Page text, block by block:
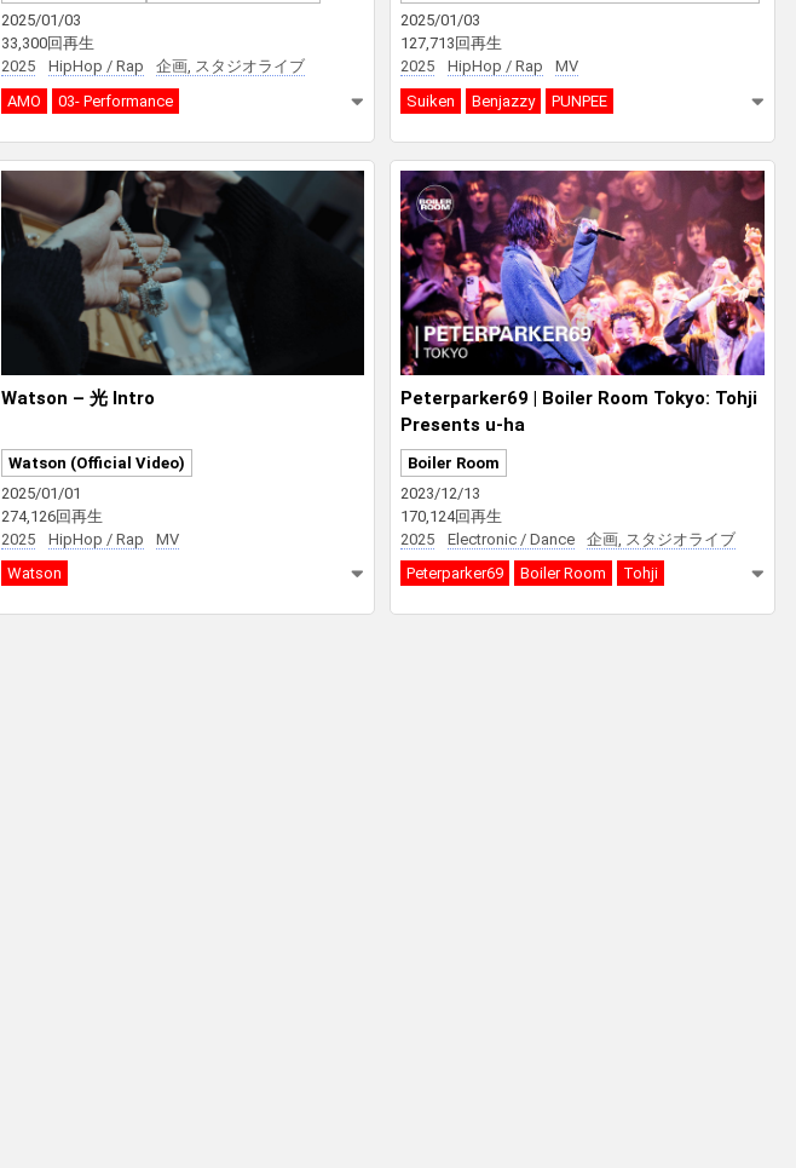
2025/01/03
33,300回再生
2025
HipHop / Rap
企画, スタジオライブ
AMO
03- Performance
2025/01/03
127,713回再生
2025
HipHop / Rap
MV
Suiken
Benjazzy PUNPEE
Watson – 光 Intro
Watson (Official Video)
2025/01/01
274,126回再生
2025
HipHop / Rap
MV
Watson
Peterparker69 | Boiler Room Tokyo: Tohji
Presents u-ha
Boiler Room
2023/12/13
170,124回再生
2025
Electronic / Dance
企画, スタジオライブ
Peterparker69
Boiler Room Tohji